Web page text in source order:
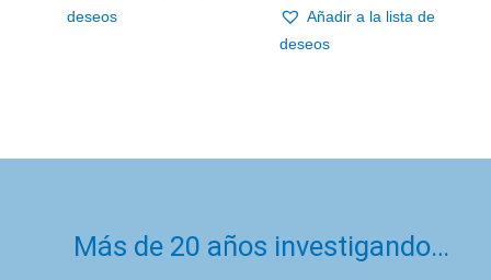
deseos
Añadir a la lista de
deseos
Más de 20 años investigando…